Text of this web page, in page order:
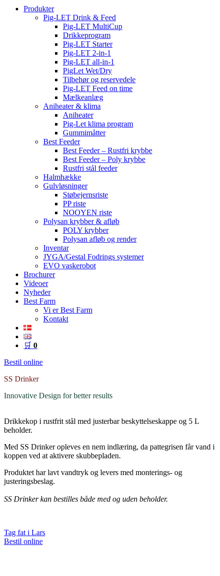
Produkter
Pig-LET Drink & Feed
Pig-LET MultiCup
Drikkeprogram
Pig-LET Starter
Pig-LET 2-in-1
Pig-LET all-in-1
PigLet Wet/Dry
Tilbehør og reservedele
Pig-LET Feed on time
Mælkeanlæg
Aniheater & klima
Aniheater
Pig-Let klima program
Gummimåtter
Best Feeder
Best Feeder – Rustfri krybbe
Best Feeder – Poly krybbe
Rustfri stål feeder
Halmhække
Gulvløsninger
Støbejernsriste
PP riste
NOOYEN riste
Polysan krybber & afløb
POLY krybber
Polysan afløb og render
Inventar
JYGA/Gestal Fodrings systemer
EVO vaskerobot
Brochurer
Videoer
Nyheder
Best Farm
Vi er Best Farm
Kontakt
🛒 0
Bestil online
SS Drinker
Innovative Design for better results
Drikkekop i rustfrit stål med justerbar beskyttelseskappe og 5 L
beholder.
Med SS Drinker opleves en nem indlæring, da pattegrisen får vand i
koppen ved at aktivere skubbepladen.
Produktet har lavt vandtryk og levers med monterings- og
justeringsbeslag.
SS Drinker kan bestilles både med og uden beholder.
Tag fat i Lars
Bestil online